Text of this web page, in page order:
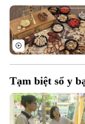
Tạm biệt sổ y